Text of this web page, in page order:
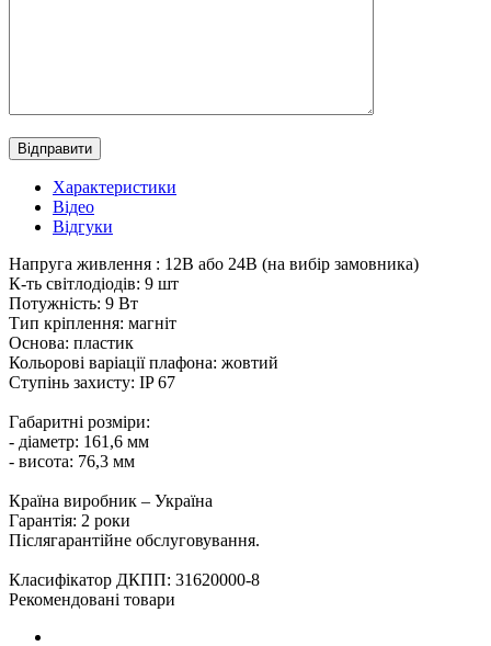
Характеристики
Вiдео
Відгуки
Напруга живлення : 12В або 24В (на вибір замовника)
К-ть світлодіодів: 9 шт
Потужність: 9 Вт
Тип кріплення: магніт
Основа: пластик
Кольорові варіації плафона: жовтий
Ступінь захисту: IP 67
Габаритні розміри:
- діаметр: 161,6 мм
- висота: 76,3 мм
Країна виробник – Україна
Гарантія: 2 роки
Післягарантійне обслуговування.
Класифікатор ДКПП: 31620000-8
Рекомендованi товари